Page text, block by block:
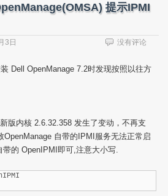
提示IPMI
3日 没有评论
Dell OpenManage 7.2时发现按照以往方
版内核 2.6.32.358 发生了变动，不再支
OpenManage 自带的IPMI服务无法正常启
的 OpenIPMI即可,注意大小写.